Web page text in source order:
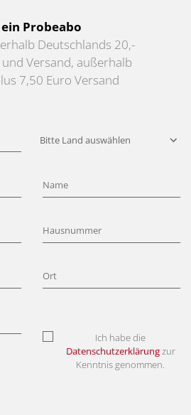
Probeabo
Deutschlands 20,-
Versand, außerhalb
7,50 Euro Versand
Ich habe die
Datenschutzerklärungzur
Kenntnis genommen.